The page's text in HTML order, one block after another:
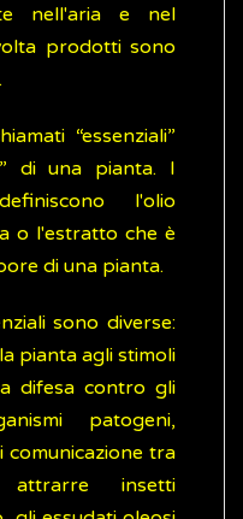
nell'aria e nel
prodotti sono
“essenziali”
di una pianta. I
l'olio
o l'estratto che è
di una pianta.
sono diverse:
pianta agli stimoli
difesa contro gli
patogeni,
tra
insetti